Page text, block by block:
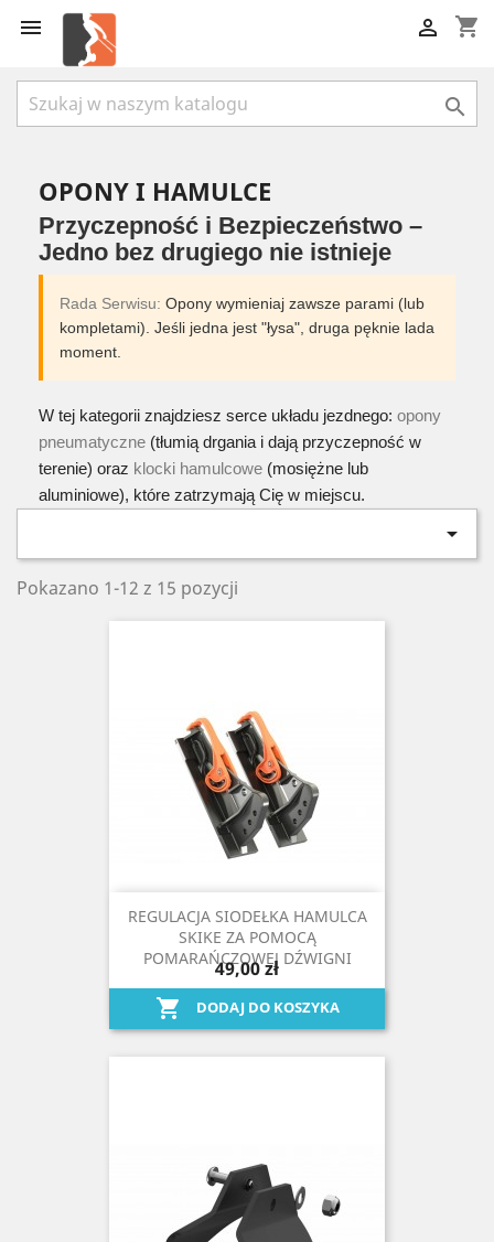
 shopping_cart


OPONY I HAMULCE
Przyczepność i Bezpieczeństwo –
Jedno bez drugiego nie istnieje
Rada Serwisu: Opony wymieniaj zawsze parami (lub
kompletami). Jeśli jedna jest "łysa", druga pęknie lada
moment.
W tej kategorii znajdziesz serce układu jezdnego: opony
pneumatyczne (tłumią drgania i dają przyczepność w
terenie) oraz klocki hamulcowe (mosiężne lub
aluminiowe), które zatrzymają Cię w miejscu.

Pokazano 1-12 z 15 pozycji
REGULACJA SIODEŁKA HAMULCA
SKIKE ZA POMOCĄ
POMARAŃCZOWEJ DŹWIGNI
49,00 zł
 DODAJ DO KOSZYKA